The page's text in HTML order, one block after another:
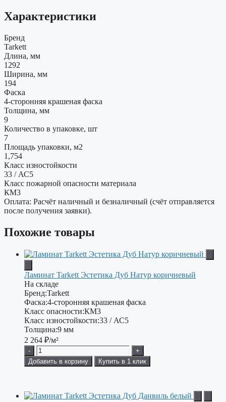
Характеристики
Бренд
Tarkett
Длина, мм
1292
Ширина, мм
194
Фаска
4-сторонняя крашеная фаска
Толщина, мм
9
Количество в упаковке, шт
7
Площадь упаковки, м2
1,754
Класс изностойкости
33 / АС5
Класс пожарной опасности материала
КМ3
Оплата: Расчёт наличный и безналичный (счёт отправляется
после получения заявки).
Похожие товары
Ламинат Tarkett Эстетика Дуб Натур коричневый
На складе
Бренд:Tarkett
Фаска:4-сторонняя крашеная фаска
Класс опасности:КМ3
Класс изностойкости:33 / АС5
Толщина:9 мм
2 264 ₽/м²
-
+
Добавить в корзину
Купить в 1 клик